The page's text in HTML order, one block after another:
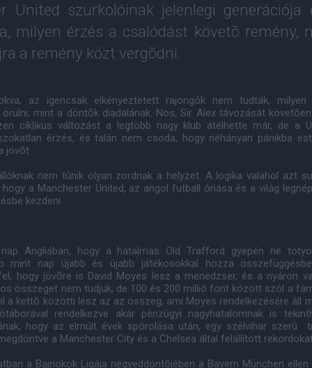
United szurkolóinak jelenlegi generációja
milyen érzés a csalódást követõ remény,
a remény közt vergõdni.
az igencsak elkényeztetett rajongók nem tudták, milyen
mint a döntõk diadalának. Nos, Sir Alex távozását
ciklikus változást a legtöbb nagy klub átélhette már, de a
érzés, és talán nem csoda, hogy néhányan pánikba
jövõt.
nem tûnik olyan zordnak a helyzet. A logika valahol azt
a Manchester United, az angol futball óriása és a világ
kezdeni.
Angliában, hogy a hatalmas Old Trafford gyepén ne
mint nap újabb és újabb játékosokkal hozza
hogy jövõre is David Moyes lesz a menedzser, és a nyáron
összeget nem tudjuk, de 100 és 200 millió font között szól a
a kettõ közötti lesz az az összeg, ami Moyes rendelkezésére áll
rendelkezve akár pénzügyi nagyhatalomnak is
hogy az elmúlt évek spórolása után, egy szélvihar szerû
a Manchester City és a Chelsea által felállított
a Bajnokok Ligája negyeddöntõjében a Bayern München ellen